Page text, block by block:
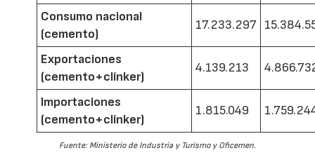
Consumo nacional
(cemento)
17.233.297
Exportaciones
(cemento+clínker)
4.139.213
Importaciones
(cemento+clínker)
1.815.049
Fuente: Ministerio de Industria y Turismo y Oficemen.